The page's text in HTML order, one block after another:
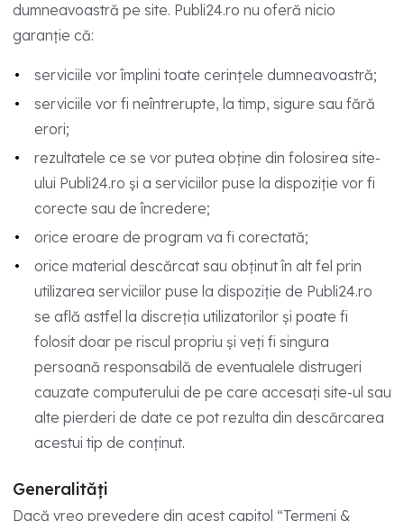
dumneavoastră pe site. Publi24.ro nu oferă nicio
garanție că:
serviciile vor împlini toate cerințele dumneavoastră;
serviciile vor fi neîntrerupte, la timp, sigure sau fără
erori;
rezultatele ce se vor putea obține din folosirea site-
ului Publi24.ro și a serviciilor puse la dispoziție vor fi
corecte sau de încredere;
orice eroare de program va fi corectată;
orice material descărcat sau obținut în alt fel prin
utilizarea serviciilor puse la dispoziție de Publi24.ro
se află astfel la discreția utilizatorilor și poate fi
folosit doar pe riscul propriu și veți fi singura
persoană responsabilă de eventualele distrugeri
cauzate computerului de pe care accesați site-ul sau
alte pierderi de date ce pot rezulta din descărcarea
acestui tip de conținut.
Generalități
Dacă vreo prevedere din acest capitol “Termeni &